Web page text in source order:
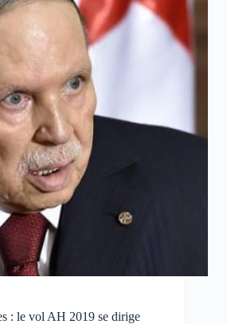
: le vol AH 2019 se dirige